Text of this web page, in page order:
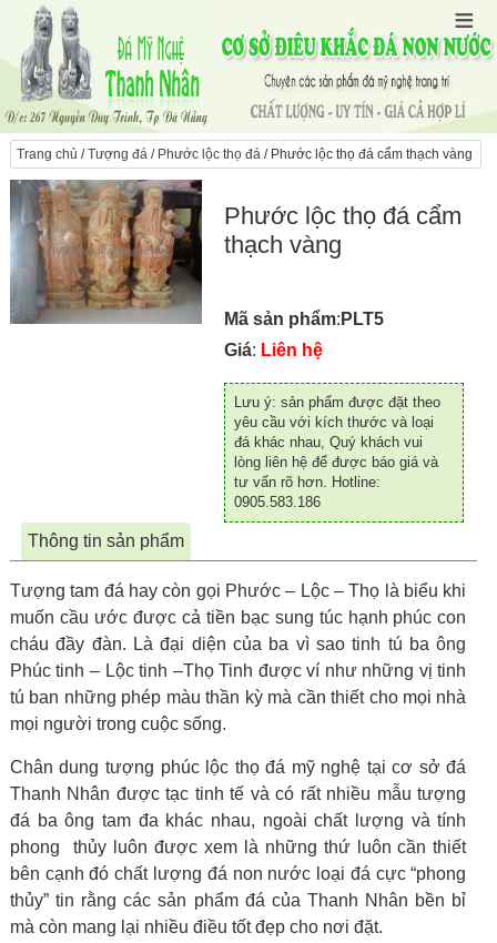
Trang chủ /Tượng đá/ Phước lộc thọ đá/ Phước lộc thọ đá cẩm thạch vàng
Phước lộc thọ đá cẩm
thạch vàng
Mã sản phẩm: PLT5
Giá: Liên hệ
Lưu ý: sản phẩm được đặt theo
yêu cầu với kích thước và loại
đá khác nhau, Quý khách vui
lòng liên hệ để được báo giá và
tư vấn rõ hơn. Hotline:
0905.583.186
Thông tin sản phẩm
Tượng tam đá hay còn gọi Phước – Lộc – Thọ là biểu khi
muốn cầu ước được cả tiền bạc sung túc hạnh phúc con
cháu đầy đàn. Là đại diện của ba vì sao tinh tú ba ông
Phúc tinh – Lộc tinh –Thọ Tinh được ví như những vị tinh
tú ban những phép màu thần kỳ mà cần thiết cho mọi nhà
mọi người trong cuộc sống.
Chân dung tượng phúc lộc thọ đá mỹ nghệ tại cơ sở đá
Thanh Nhân được tạc tinh tế và có rất nhiều mẫu tượng
đá ba ông tam đa khác nhau, ngoài chất lượng và tính
phong thủy luôn được xem là những thứ luôn cần thiết
bên cạnh đó chất lượng đá non nước loại đá cực “phong
thủy” tin rằng các sản phẩm đá của Thanh Nhân bền bỉ
mà còn mang lại nhiều điều tốt đẹp cho nơi đặt.